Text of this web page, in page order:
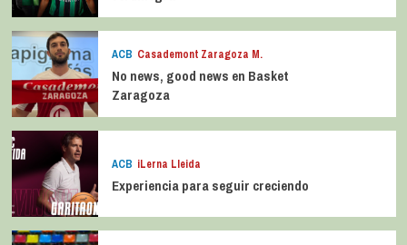
ACB Casademont Zaragoza M.
No news, good news en Basket
Zaragoza
ACB iLerna Lleida
Experiencia para seguir creciendo